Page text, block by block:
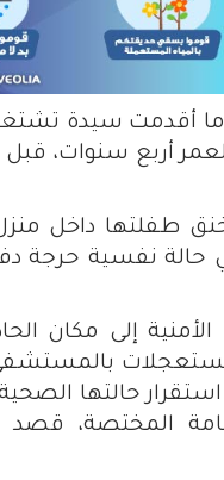
أقدمت سيدة
أربع سنوات، قبل
طفلتها داخل منزل
حالة نفسية حرجة
إلى مكان
حالتها
المختصة، قصد